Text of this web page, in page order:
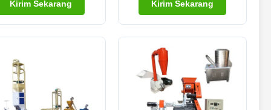
Kirim Sekarang
Peliharaan dalam Baja
Tahan Karat Food Grade
dan Sistem Kontrol
Sepenuhnya Otomatis
Kirim Sekarang